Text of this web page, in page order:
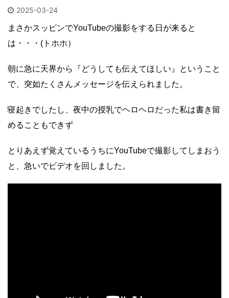
2025-03-24
まさかスッピンでYouTubeの撮影をする日が来ると
は・・・(トホホ）
朝に急に天界から『どうしても伝えてほしい』ということ
で、突如たくさんメッセージを伝えられました。
寝起きでしたし、夜中の授乳でヘロヘロだった私は書き留
めることもできず
とりあえず覚えているうちにYouTubeで撮影してしまおう
と、急いでビデオを回しました。